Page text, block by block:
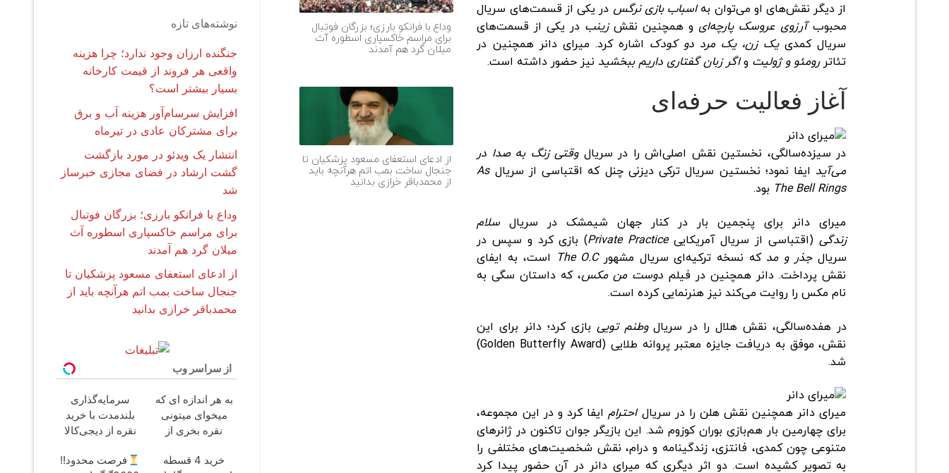
وداع با فرانکو بارزی؛ بزرگان فوتبال
برای مراسم خاکسپاری اسطوره آث
میلان گرد هم آمدند
از ادعای استعفای مسعود پزشکیان تا
جنجال ساخت بمب اتم هرآنچه باید
از محمدباقر خرازی بدانید
از دیگر نقش‌های او می‌توان به اسباب بازی نرگس در یکی از قسمت‌های سریال
محبوب آرزوی عروسک پارچه‌ای و همچنین نقش زینب در یکی از قسمت‌های
سریال کمدی یک زن، یک مرد دو کودک اشاره کرد. میرای دانر همچنین در
تئاتر رومئو و ژولیت و اگر زبان گفتاری داریم ببخشید نیز حضور داشته است.
آغاز فعالیت حرفه‌ای
در سیزده‌سالگی، نخستین نقش اصلی‌اش را در سریال وقتی زنگ به صدا در
می‌آید ایفا نمود؛ نخستین سریال ترکی دیزنی چنل که اقتباسی از سریال As
The Bell Rings بود.
میرای دانر برای پنجمین بار در کنار جهان شیمشک در سریال
سلام
زندگی (اقتباسی از سریال آمریکایی Private Practice) بازی کرد و سپس در
سریال جذر و مد که نسخه ترکیه‌ای سریال مشهور The O.C است، به ایفای
نقش پرداخت. دانر همچنین در فیلم دوست من مکس، که داستان سگی به
نام مکس را روایت می‌کند نیز هنرنمایی کرده است.
در هفده‌سالگی، نقش هلال را در سریال وطنم تویی بازی کرد؛ دانر برای این
نقش، موفق به دریافت جایزه معتبر پروانه طلایی (Golden Butterfly Award)
شد.
میرای دانر همچنین نقش هلن را در سریال احترام ایفا کرد و در این مجموعه،
برای چهارمین بار هم‌بازی بوران کوزوم شد. این بازیگر جوان تاکنون در ژانرهای
متنوعی چون کمدی، فانتزی، زندگینامه‌ و درام، نقش شخصیت‌های مختلفی را
به تصویر کشیده است. دو اثر دیگری که میرای دانر در آن حضور پیدا کرد
نوشته‌های تازه
جنگنده ارزان وجود ندارد؛ چرا هزینه
واقعی هر فروند از قیمت کارخانه
بسیار بیشتر است؟
افزایش سرسام‌آور هزینه آب و برق
برای مشترکان عادی در تیرماه
انتشار یک ویدئو در مورد بازگشت
گشت ارشاد در فضای مجازی خبرساز
شد
وداع با فرانکو بارزی؛ بزرگان فوتبال
برای مراسم خاکسپاری اسطوره آث
میلان گرد هم آمدند
از ادعای استعفای مسعود پزشکیان تا
جنجال ساخت بمب اتم هرآنچه باید از
محمدباقر خرازی بدانید
از سراسر وب
به هر اندازه ای که
میخوای میتونی
نقره بخری از
محافظت کنی
سرمایه‌گذاری
بلندمدت با خرید
نقره از دیجی‌کالا
خرید 4 قسطه
فرصت محدود!!